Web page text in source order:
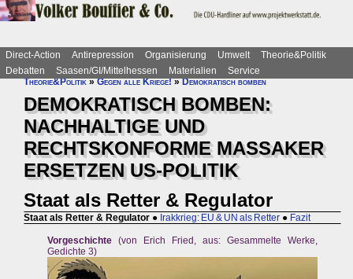
Direct-Action Antirepression Organisierung Umwelt
Theorie&Politik
Debatten
Saasen/GI/Mittelhessen Materialien
Service
Theorie&Politik»Gegen alle Kriege!»Demokratisch bomben
DEMOKRATISCH BOMBEN:
NACHHALTIGE UND
RECHTSKONFORME MASSAKER
ERSETZEN US-POLITIK
Staat als Retter & Regulator
Staat als Retter & Regulator ● Irakkrieg: EU & UN als Retter ● Fazit
Vorgeschichte (von Erich Fried, aus: Gesammelte Werke,
Gedichte 3)